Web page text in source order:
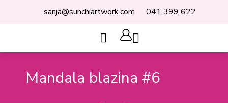
sanja@sunchiartwork.com 041 399 622
Cart
Mandala blazina #6